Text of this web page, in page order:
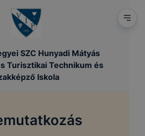
SZC Hunyadi Mátyás
Turisztikai Technikum és
Iskola